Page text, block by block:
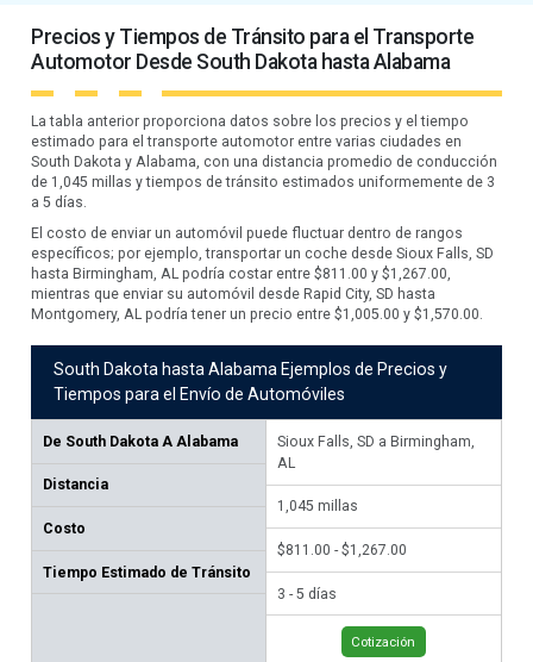
Precios y Tiempos de Tránsito para el Transporte
Automotor Desde South Dakota hasta Alabama
La tabla anterior proporciona datos sobre los precios y el tiempo
estimado para el transporte automotor entre varias ciudades en
South Dakota y Alabama, con una distancia promedio de conducción
de 1,045 millas y tiempos de tránsito estimados uniformemente de 3
a 5 días.
El costo de enviar un automóvil puede fluctuar dentro de rangos
específicos; por ejemplo, transportar un coche desde Sioux Falls, SD
hasta Birmingham, AL podría costar entre $811.00 y $1,267.00,
mientras que enviar su automóvil desde Rapid City, SD hasta
Montgomery, AL podría tener un precio entre $1,005.00 y $1,570.00.
South Dakota hasta Alabama Ejemplos de Precios y
Tiempos para el Envío de Automóviles
De South Dakota A Alabama
Distancia
Costo
Tiempo Estimado de Tránsito
Sioux Falls, SD a Birmingham,
AL
1,045 millas
$811.00 - $1,267.00
3 - 5 días
Cotización